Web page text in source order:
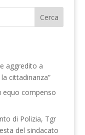
Cerca
aggredito a
cittadinanza”
equo compenso
di Polizia, Tgr
del sindacato